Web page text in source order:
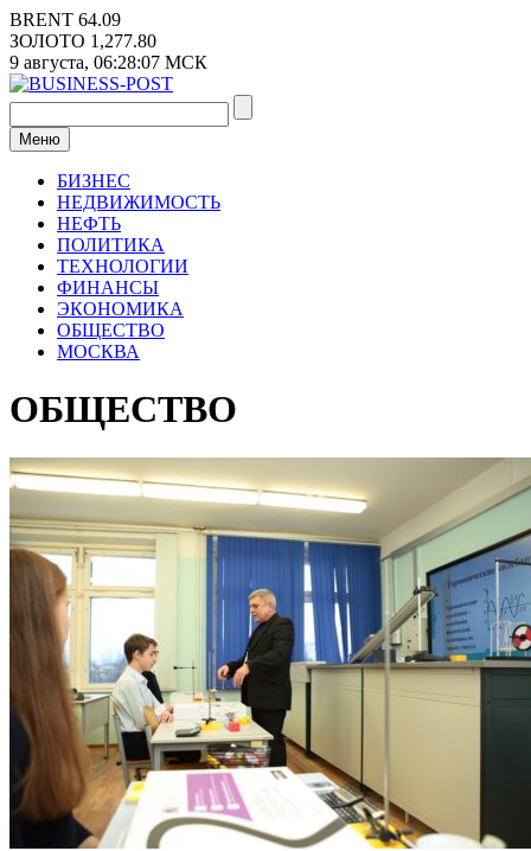
Перейти
к
содержимому
BRENT 64.09
ЗОЛОТО 1,277.80
9 августа, 06:28:08 МСК
Меню
БИЗНЕС
НЕДВИЖИМОСТЬ
НЕФТЬ
ПОЛИТИКА
ТЕХНОЛОГИИ
ФИНАНСЫ
ЭКОНОМИКА
ОБЩЕСТВО
МОСКВА
ОБЩЕСТВО